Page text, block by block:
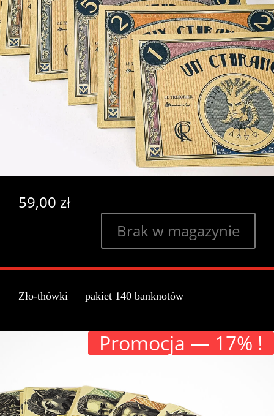
59,00 zł
Brak w magazynie
Zło-thówki — pakiet 140 banknotów
Pro­moc­ja — 17% !